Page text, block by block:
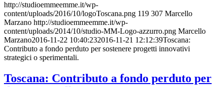
http://studioemmeemme.it/wp-
content/uploads/2016/10/logoToscana.png 119 307 Marcello
Marzano http://studioemmeemme.it/wp-
content/uploads/2014/10/studio-MM-Logo-azzurro.png Marcello
Marzano2016-11-22 10:40:232016-11-21 12:12:39Toscana:
Contributo a fondo perduto per sostenere progetti innovativi
strategici o sperimentali.
Toscana: Contributo a fondo perduto per